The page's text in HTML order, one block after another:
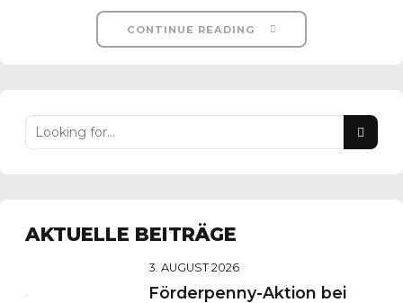
CONTINUE READING
AKTUELLE BEITRÄGE
3. AUGUST 2026
Förderpenny-Aktion bei